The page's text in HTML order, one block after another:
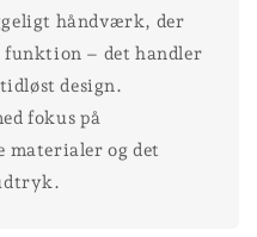
håndværk, der
funktion – det handler
design.
fokus på
materialer og det